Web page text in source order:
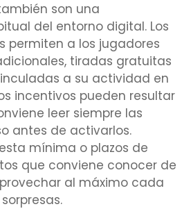
son una
del entorno digital. Los
permiten a los jugadores
tiradas gratuitas
a su actividad en
incentivos pueden resultar
leer siempre las
antes de activarlos.
mínima o plazos de
que conviene conocer de
al máximo cada